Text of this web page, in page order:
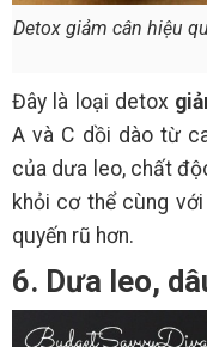
Detox giảm cân hiệu
Đây là loại detox
A và C dồi dào từ
của dưa leo, chất
khỏi cơ thể cùng
quyến rũ hơn.
6. Dưa leo,